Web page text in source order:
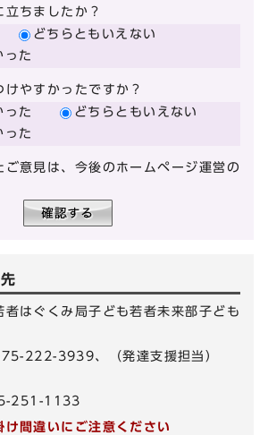
立ちましたか？
どちらともいえない
った
けやすかったですか？
った
どちらともいえない
った
ご意見は、今後のホームページ運営の
者はぐくみ局子ども若者未来部子ども
222-3939、（発達支援担当）
251-1133
け間違いにご注意ください